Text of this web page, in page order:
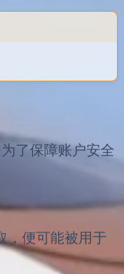
了保障账户安全
，便可能被用于